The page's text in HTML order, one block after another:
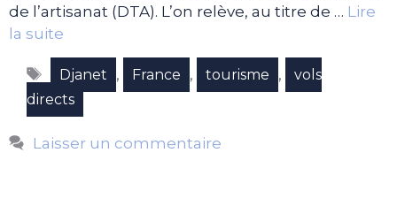
de l’artisanat (DTA). L’on relève, au titre de … Lire
la suite
Étiquettes
Djanet , France , tourisme ,
vols
directs
Laisser un commentaire